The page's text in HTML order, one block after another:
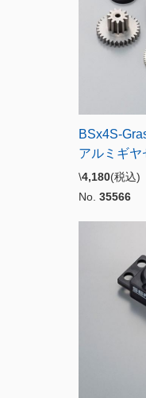
BSx4S-
アルミギヤ
\4,180(税込)
No. 35566